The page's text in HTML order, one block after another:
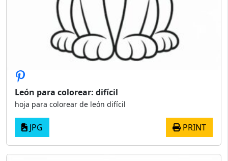
León para colorear: difícil
hoja para colorear de león difícil
JPG PRINT